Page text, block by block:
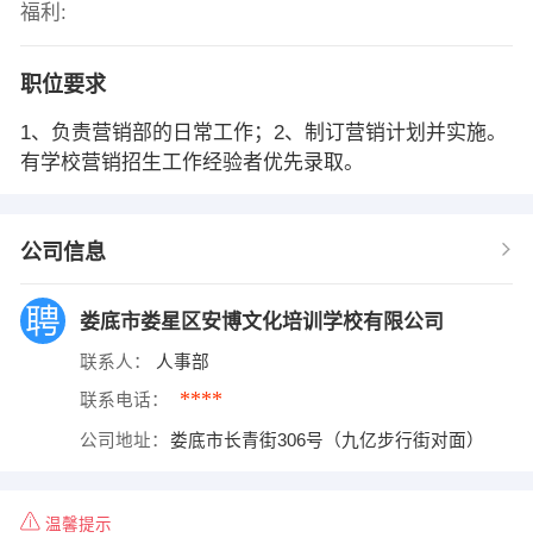
福利:
职位要求
1、负责营销部的日常工作；2、制订营销计划并实施。
有学校营销招生工作经验者优先录取。
公司信息
娄底市娄星区安博文化培训学校有限公司
联系人： 人事部
联系电话： ****
公司地址： 娄底市长青街306号（九亿步行街对面）
温馨提示